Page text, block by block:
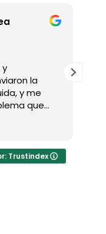
la
y me
que
mi lado,
Trustindex